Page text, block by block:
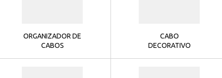
ORGANIZADOR DE
CABOS
CABO
DECORATIVO